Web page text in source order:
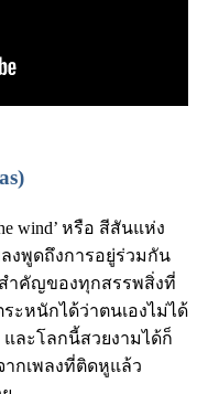
wind’ หรือ สีสันแห่ง
งพูดถึงการอยู่ร่วมกัน
ำคัญของทุกสรรพสิ่งที่
ะหนักได้ว่าตนเองไม่ได้
และโลกนี้สวยงามได้ก็
กเพลงที่ติดหูแล้ว